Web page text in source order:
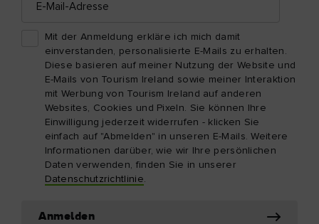
Mail-
Mit der Anmeldung erkläre ich mich damit
einverstanden, personalisierte E-Mails zu erhalten.
Diese basieren auf meiner Nutzung der Website und
E-Mails von Tourism Ireland sowie meiner Interaktion
mit Werbung von Tourism Ireland auf anderen
Websites, Cookies und Pixeln. Sie können Ihre
Einwilligung jederzeit widerrufen - klicken Sie
einfach auf "Abmelden" in unseren E-Mails. Weitere
Informationen darüber, wie wir Ihre persönlichen
Daten verwenden, finden Sie in unserer
Datenschutzrichtlinie.
Anmelden